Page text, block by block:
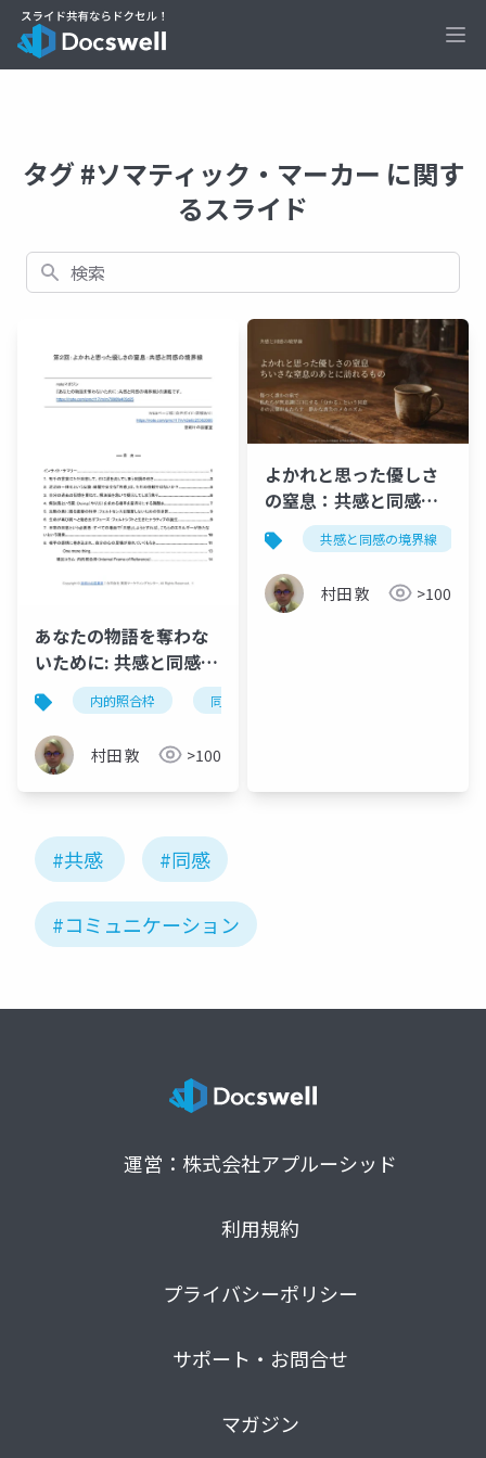
タグ #ソマティック・マーカー に関す
るスライド
検索
あなたの物語を奪わな
いために: 共感と同感の
境界線 〜よかれと思っ
た「分かる」のあとに
訪れる ちいさな窒息〜
内的照合枠 同感
村田 敦 >100
よかれと思った優しさ
の窒息：共感と同感の
境界線共感と同感の境界線
村田 敦 >100
#共感 #同感
#コミュニケーション
運営：株式会社アプルーシッド
利用規約
プライバシーポリシー
サポート・お問合せ
マガジン